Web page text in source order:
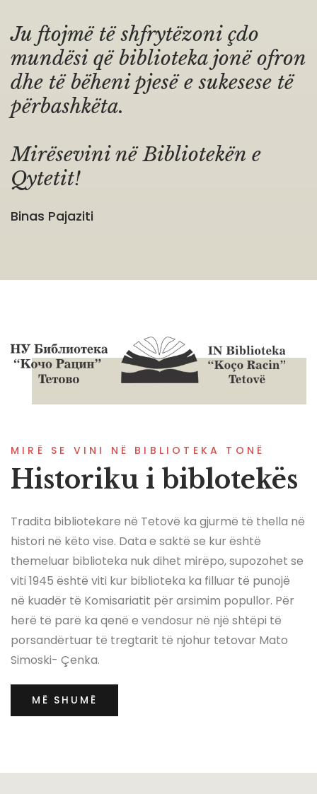
Ju ftojmë të shfrytëzoni çdo
mundësi që biblioteka jonë ofron
dhe të bëheni pjesë e sukesese të
përbashkëta.
Mirësevini në Bibliotekën e
Qytetit!
Binas Pajaziti
MIRË SE VINI NË BIBLIOTEKA TONË
Historiku i biblotekës
Tradita bibliotekare në Tetovë ka gjurmë të thella në
histori në këto vise. Data e saktë se kur është
themeluar biblioteka nuk dihet mirëpo, supozohet se
viti 1945 është viti kur biblioteka ka filluar të punojë
në kuadër të Komisariatit për arsimim popullor. Për
herë të parë ka qenë e vendosur në një shtëpi të
porsandërtuar të tregtarit të njohur tetovar Mato
Simoski- Çenka.
MË SHUMË